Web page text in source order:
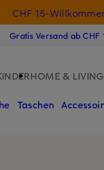
CHF 15-
Gratis Versand ab CHF
HOME & LIVING
Taschen